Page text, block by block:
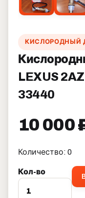
КИСЛОРОДНЫЙ
LEXUS
33440
10 000
Количество: 0
Кол-во